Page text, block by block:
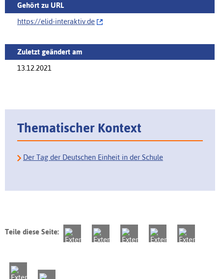
Gehört zu URL
https://‌elid-interaktiv.de
Zuletzt geändert am
13.12.2021
Thematischer Kontext
Der Tag der Deutschen Einheit in der Schule
Teile diese Seite: